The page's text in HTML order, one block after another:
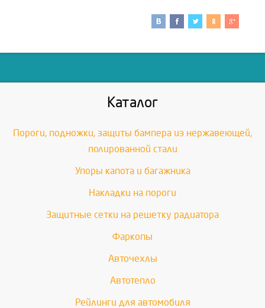
Каталог
Пороги, подножки, защиты бампера из нержавеющей,
полированной стали
Упоры капота и багажника
Накладки на пороги
Защитные сетки на решетку радиатора
Фаркопы
Авточехлы
Автотепло
Рейлинги для автомобиля